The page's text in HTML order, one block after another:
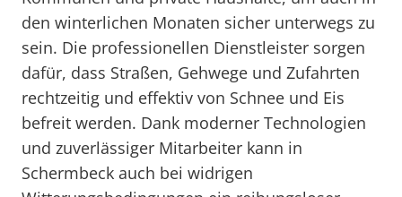
den winterlichen Monaten sicher unterwegs zu
sein. Die professionellen Dienstleister sorgen
dafür, dass Straßen, Gehwege und Zufahrten
rechtzeitig und effektiv von Schnee und Eis
befreit werden. Dank moderner Technologien
und zuverlässiger Mitarbeiter kann in
Schermbeck auch bei widrigen